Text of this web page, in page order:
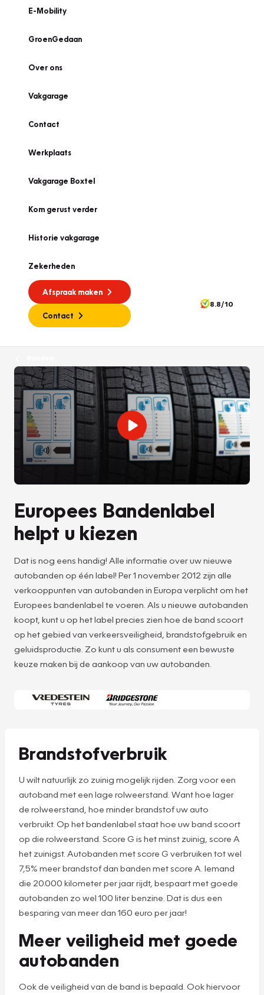
E-Mobility
GroenGedaan
Over ons
Vakgarage
Contact
Werkplaats
Vakgarage Boxtel
Kom gerust verder
Historie vakgarage
Zekerheden
Afspraak maken
Contact
8.8/10
Europees Bandenlabel
helpt u kiezen
Dat is nog eens handig! Alle informatie over uw nieuwe
autobanden op één label! Per 1 november 2012 zijn alle
verkooppunten van autobanden in Europa verplicht om het
Europees bandenlabel te voeren. Als u nieuwe autobanden
koopt, kunt u op het label precies zien hoe de band scoort
op het gebied van verkeersveiligheid, brandstofgebruik en
geluidsproductie. Zo kunt u als consument een bewuste
keuze maken bij de aankoop van uw autobanden.
Brandstofverbruik
U wilt natuurlijk zo zuinig mogelijk rijden. Zorg voor een
autoband met een lage rolweerstand. Want hoe lager
de rolweerstand, hoe minder brandstof uw auto
verbruikt. Op het bandenlabel staat hoe uw band scoort
op die rolweerstand. Score G is het minst zuinig, score A
het zuinigst. Autobanden met score G verbruiken tot wel
7,5% meer brandstof dan banden met score A. Iemand
die 20.000 kilometer per jaar rijdt, bespaart met goede
autobanden zo wel 100 liter benzine. Dat is dus een
besparing van meer dan 160 euro per jaar!
Meer veiligheid met goede
autobanden
Ook de veiligheid van de band is bepaald. Ook hiervoor